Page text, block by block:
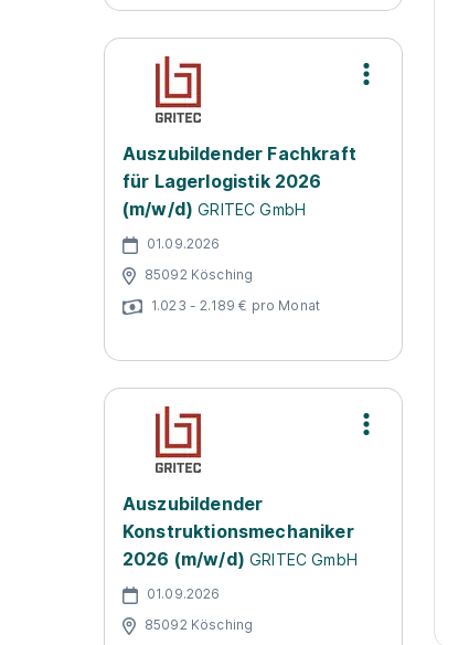
Auszubildender Fachkraft
für Lagerlogistik 2026
(m/w/d) GRITEC GmbH
01.09.2026
85092 Kösching
1.023 - 2.189 € pro Monat
Auszubildender
Konstruktionsmechaniker
2026 (m/w/d) GRITEC GmbH
01.09.2026
85092 Kösching